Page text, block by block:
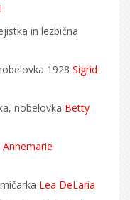
in lezbična
1928 Sigrid
nobelovka Betty
Annemarie
Lea DeLaria